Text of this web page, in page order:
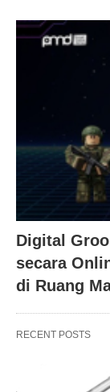
Digital
secara
di Ruang
RECENT POSTS